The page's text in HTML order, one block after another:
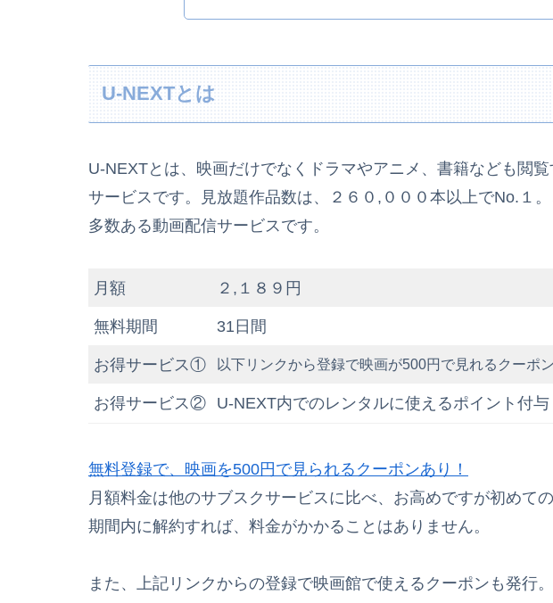
U-NEXTとは
U-NEXTとは、映画だけでなくドラマやアニメ、書籍なども閲
サービスです。見放題作品数は、２６０,０００本以上でNo.１
多数ある動画配信サービスです。
月額 ２,１８９円
無料期間 31日間
お得サービス① 以下リンクから登録で映画が500円で見れるクーポ
お得サービス② U-NEXT内でのレンタルに使えるポイント付与
無料登録で、映画を500円で見られるクーポンあり！
月額料金は他のサブスクサービスに比べ、お高めですが初めて
期間内に解約すれば、料金がかかることはありません。
また、上記リンクからの登録で映画館で使えるクーポンも発行